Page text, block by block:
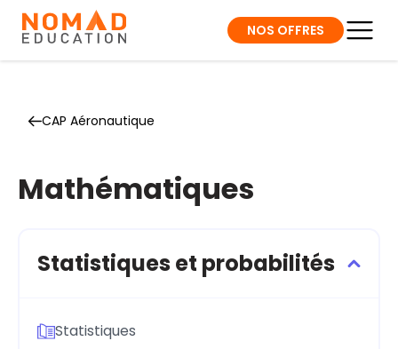
NOS OFFRES
CAP Aéronautique
Mathématiques
Statistiques et probabilités
Statistiques